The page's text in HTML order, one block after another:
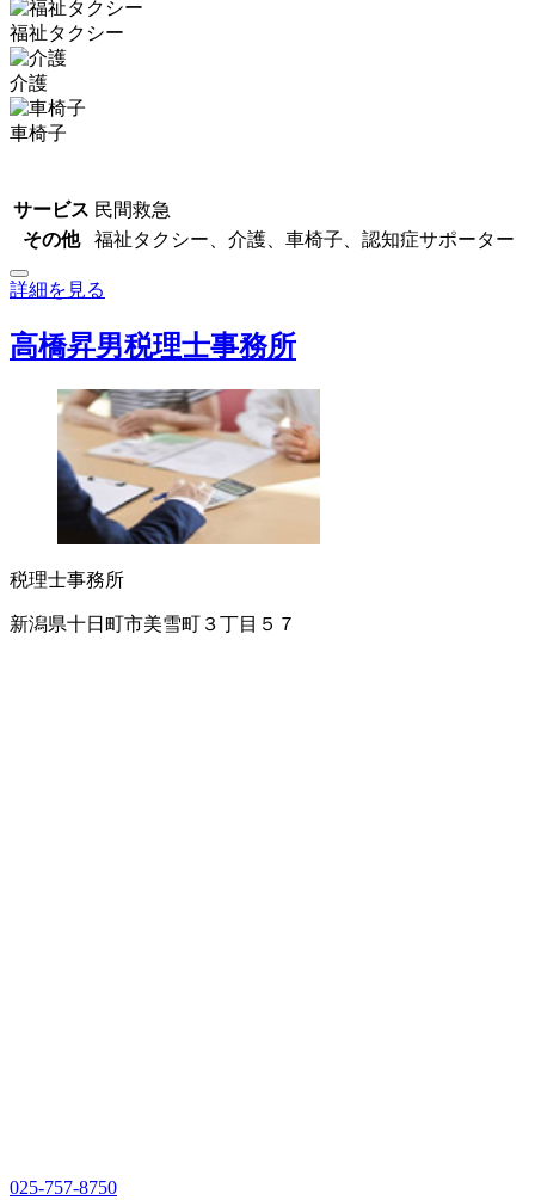
福祉タクシー
介護
車椅子
サービス 民間救急
その他
福祉タクシー、介護、車椅子、認知症サポーター
詳細を見る
高橋昇男税理士事務所
税理士事務所
新潟県十日町市美雪町３丁目５７
025-757-8750